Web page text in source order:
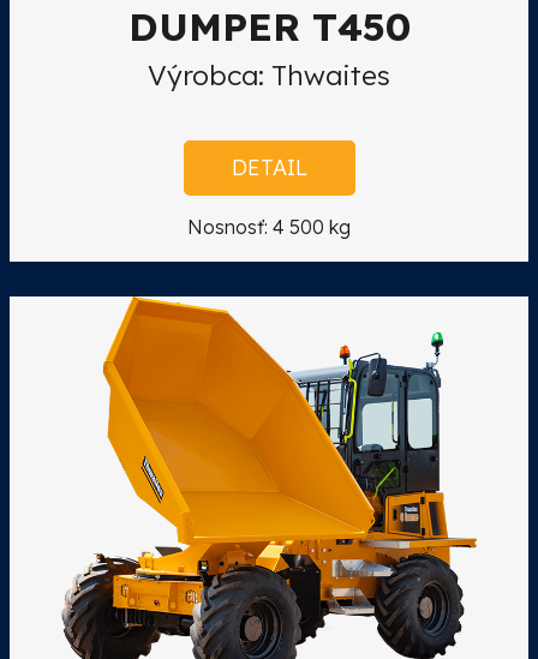
DUMPER T450
Výrobca: Thwaites
DETAIL
Nosnosť: 4 500 kg